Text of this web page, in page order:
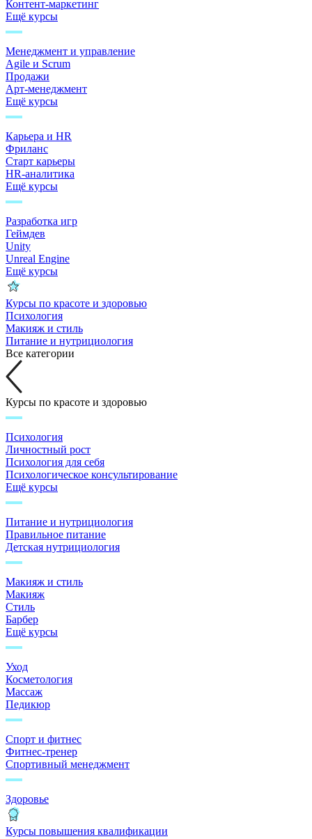
Контент-маркетинг
Ещё курсы
Менеджмент и управление
Agile и Scrum
Продажи
Арт-менеджмент
Ещё курсы
Карьера и HR
Фриланс
Старт карьеры
HR-аналитика
Ещё курсы
Разработка игр
Геймдев
Unity
Unreal Engine
Ещё курсы
Курсы по красоте и здоровью
Психология
Макияж и стиль
Питание и нутрициология
Все категории
Курсы по красоте и здоровью
Психология
Личностный рост
Психология для себя
Психологическое консультирование
Ещё курсы
Питание и нутрициология
Правильное питание
Детская нутрициология
Макияж и стиль
Макияж
Стиль
Барбер
Ещё курсы
Уход
Косметология
Массаж
Педикюр
Спорт и фитнес
Фитнес-тренер
Спортивный менеджмент
Здоровье
Курсы повышения квалификации